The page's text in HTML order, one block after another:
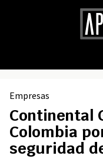
Empresas
Continental
Colombia
seguridad